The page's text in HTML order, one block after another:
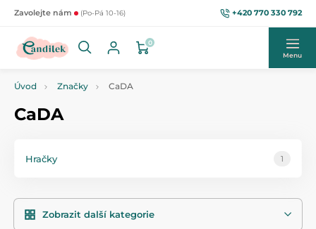
Zavolejte nám (Po-Pá 10-16) +420 770 330 792
0
Menu
Úvod Značky CaDA
CaDA
Hračky 1
Zobrazit další kategorie